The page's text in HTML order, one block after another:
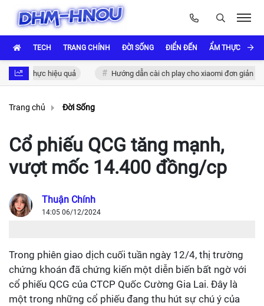
TECH TRANG CHÍNH ĐỜI SỐNG ĐIỂN ĐẾN ẨM THỰC VÀ
thực hiệu quả Hướng dẫn cài ch play cho xiaomi đơn giản và
Trang chủ Đời Sống
Cổ phiếu QCG tăng mạnh,
vượt mốc 14.400 đồng/cp
Thuận Chính
14:05 06/12/2024
Trong phiên giao dịch cuối tuần ngày 12/4, thị trường
chứng khoán đã chứng kiến một diễn biến bất ngờ với
cổ phiếu QCG của CTCP Quốc Cường Gia Lai. Đây là
một trong những cổ phiếu đang thu hút sự chú ý của